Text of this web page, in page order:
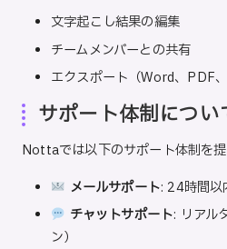
文字起こし結果の編集
チームメンバーとの共有
エクスポート（Word、PDF
サポート体制につい
Nottaでは以下のサポート体制を提
メールサポート: 24時間以
チャットサポート: リアル
ン）